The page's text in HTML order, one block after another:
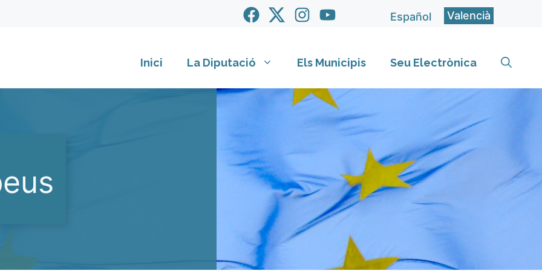
Español Valencià
Inici La Diputació Els Municipis Seu Electrònica